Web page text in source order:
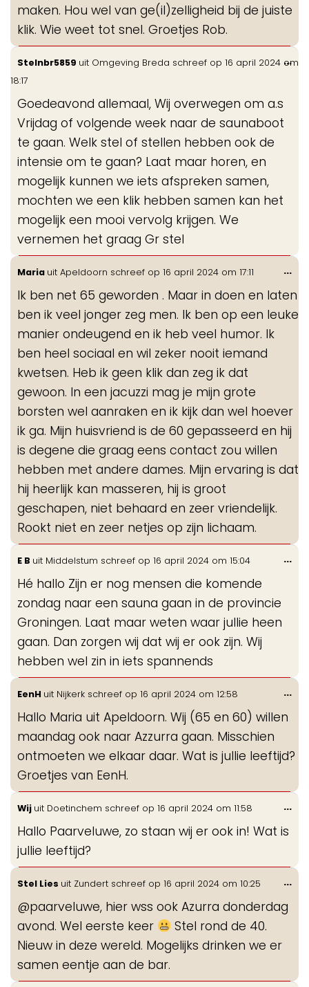
maken. Hou wel van ge(il)zelligheid bij de juiste
klik. Wie weet tot snel. Groetjes Rob.
Stelnbr5859 uit Omgeving Breda schreef op 16 april 2024 om
18:17
Goedeavond allemaal, Wij overwegen om a.s
Vrijdag of volgende week naar de saunaboot
te gaan. Welk stel of stellen hebben ook de
intensie om te gaan? Laat maar horen, en
mogelijk kunnen we iets afspreken samen,
mochten we een klik hebben samen kan het
mogelijk een mooi vervolg krijgen. We
vernemen het graag Gr stel
...
Maria uit Apeldoorn schreef op 16 april 2024 om 17:11
Ik ben net 65 geworden . Maar in doen en laten
ben ik veel jonger zeg men. Ik ben op een leuke
manier ondeugend en ik heb veel humor. Ik
ben heel sociaal en wil zeker nooit iemand
kwetsen. Heb ik geen klik dan zeg ik dat
gewoon. In een jacuzzi mag je mijn grote
borsten wel aanraken en ik kijk dan wel hoever
ik ga. Mijn huisvriend is de 60 gepasseerd en hij
is degene die graag eens contact zou willen
hebben met andere dames. Mijn ervaring is dat
hij heerlijk kan masseren, hij is groot
geschapen, niet behaard en zeer vriendelijk.
Rookt niet en zeer netjes op zijn lichaam.
...
E B uit Middelstum schreef op 16 april 2024 om 15:04
Hé hallo Zijn er nog mensen die komende
zondag naar een sauna gaan in de provincie
Groningen. Laat maar weten waar jullie heen
gaan. Dan zorgen wij dat wij er ook zijn. Wij
hebben wel zin in iets spannends
...
EenH uit Nijkerk schreef op 16 april 2024 om 12:58
Hallo Maria uit Apeldoorn. Wij (65 en 60) willen
maandag ook naar Azzurra gaan. Misschien
ontmoeten we elkaar daar. Wat is jullie leeftijd?
Groetjes van EenH.
...
Wij uit Doetinchem schreef op 16 april 2024 om 11:58
Hallo Paarveluwe, zo staan wij er ook in! Wat is
jullie leeftijd?
...
Stel Lies uit Zundert schreef op 16 april 2024 om 10:25
@paarveluwe, hier wss ook Azurra donderdag
avond. Wel eerste keer
Stel rond de 40.
Nieuw in deze wereld. Mogelijks drinken we er
samen eentje aan de bar.
...